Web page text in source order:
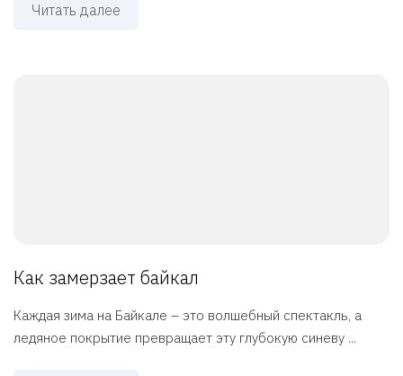
Читать далее
Как замерзает байкал
Каждая зима на Байкале – это волшебный спектакль, а
ледяное покрытие превращает эту глубокую синеву ...